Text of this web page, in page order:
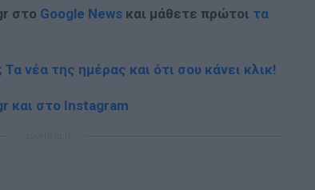
στο Google News και μάθετε πρώτοι τα
νέα της ημέρας και ότι σου κάνει κλικ!
και στο Instagram